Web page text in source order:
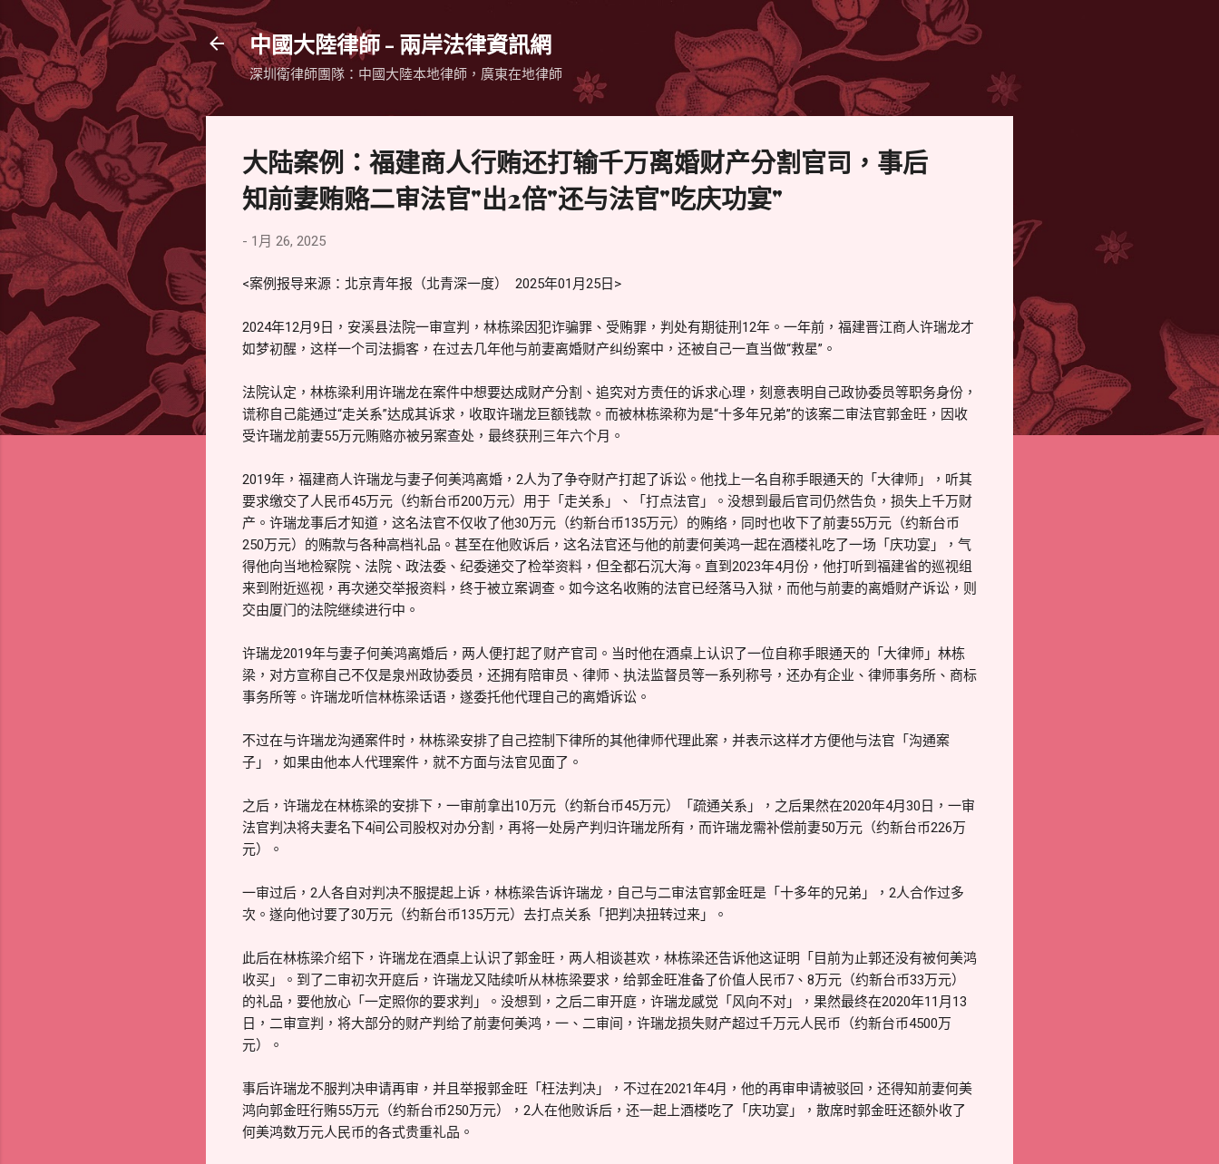
中國大陸律師 - 兩岸法律資訊網
深圳衛律師團隊：中國大陸本地律師，廣東在地律師
大陆案例：福建商人行贿还打输千万离婚财产分割官司，事后
知前妻贿赂二审法官"出2倍"还与法官"吃庆功宴"
- 1月 26, 2025
<案例报导来源：北京青年报（北青深一度） 2025年01月25日>
2024年12月9日，安溪县法院一审宣判，林栋梁因犯诈骗罪、受贿罪，判处有期徒刑12年。一年前，福建晋江商人许瑞龙才
如梦初醒，这样一个司法掮客，在过去几年他与前妻离婚财产纠纷案中，还被自己一直当做“救星”。
法院认定，林栋梁利用许瑞龙在案件中想要达成财产分割、追究对方责任的诉求心理，刻意表明自己政协委员等职务身份，
谎称自己能通过“走关系”达成其诉求，收取许瑞龙巨额钱款。而被林栋梁称为是“十多年兄弟”的该案二审法官郭金旺，因收
受许瑞龙前妻55万元贿赂亦被另案查处，最终获刑三年六个月。
2019年，福建商人许瑞龙与妻子何美鸿离婚，2人为了争夺财产打起了诉讼。他找上一名自称手眼通天的「大律师」，听其
要求缴交了人民币45万元（约新台币200万元）用于「走关系」、「打点法官」。没想到最后官司仍然告负，损失上千万财
产。许瑞龙事后才知道，这名法官不仅收了他30万元（约新台币135万元）的贿络，同时也收下了前妻55万元（约新台币
250万元）的贿款与各种高档礼品。甚至在他败诉后，这名法官还与他的前妻何美鸿一起在酒楼礼吃了一场「庆功宴」，气
得他向当地检察院、法院、政法委、纪委递交了检举资料，但全都石沉大海。直到2023年4月份，他打听到福建省的巡视组
来到附近巡视，再次递交举报资料，终于被立案调查。如今这名收贿的法官已经落马入狱，而他与前妻的离婚财产诉讼，则
交由厦门的法院继续进行中。
许瑞龙2019年与妻子何美鸿离婚后，两人便打起了财产官司。当时他在酒桌上认识了一位自称手眼通天的「大律师」林栋
梁，对方宣称自己不仅是泉州政协委员，还拥有陪审员、律师、执法监督员等一系列称号，还办有企业、律师事务所、商标
事务所等。许瑞龙听信林栋梁话语，遂委托他代理自己的离婚诉讼。
不过在与许瑞龙沟通案件时，林栋梁安排了自己控制下律所的其他律师代理此案，并表示这样才方便他与法官「沟通案
子」，如果由他本人代理案件，就不方面与法官见面了。
之后，许瑞龙在林栋梁的安排下，一审前拿出10万元（约新台币45万元）「疏通关系」，之后果然在2020年4月30日，一审
法官判决将夫妻名下4间公司股权对办分割，再将一处房产判归许瑞龙所有，而许瑞龙需补偿前妻50万元（约新台币226万
元）。
一审过后，2人各自对判决不服提起上诉，林栋梁告诉许瑞龙，自己与二审法官郭金旺是「十多年的兄弟」，2人合作过多
次。遂向他讨要了30万元（约新台币135万元）去打点关系「把判决扭转过来」。
此后在林栋梁介绍下，许瑞龙在酒桌上认识了郭金旺，两人相谈甚欢，林栋梁还告诉他这证明「目前为止郭还没有被何美鸿
收买」。到了二审初次开庭后，许瑞龙又陆续听从林栋梁要求，给郭金旺准备了价值人民币7、8万元（约新台币33万元）
的礼品，要他放心「一定照你的要求判」。没想到，之后二审开庭，许瑞龙感觉「风向不对」，果然最终在2020年11月13
日，二审宣判，将大部分的财产判给了前妻何美鸿，一、二审间，许瑞龙损失财产超过千万元人民币（约新台币4500万
元）。
事后许瑞龙不服判决申请再审，并且举报郭金旺「枉法判决」，不过在2021年4月，他的再审申请被驳回，还得知前妻何美
鸿向郭金旺行贿55万元（约新台币250万元），2人在他败诉后，还一起上酒楼吃了「庆功宴」，散席时郭金旺还额外收了
何美鸿数万元人民币的各式贵重礼品。